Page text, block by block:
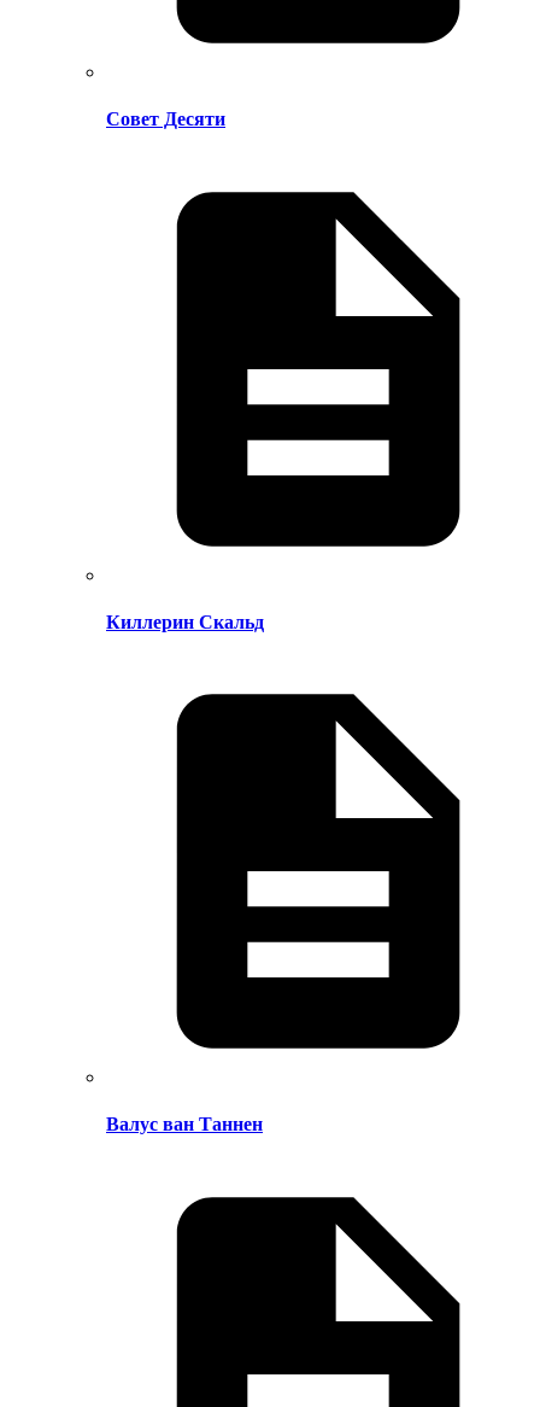
Совет Десяти
Киллерин Скальд
Валус ван Таннен